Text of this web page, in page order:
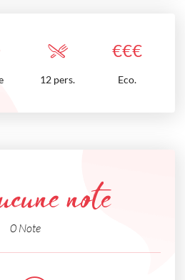
€€€
12 pers. Eco.
note
0 Note